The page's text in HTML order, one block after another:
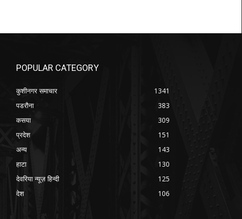
POPULAR CATEGORY
कुशीनगर समाचार
1341
पडरौना
383
कसया
309
प्रदेश
151
अन्य
143
हाटा
130
देवरिया न्यूज़ हिन्दी
125
देश
106